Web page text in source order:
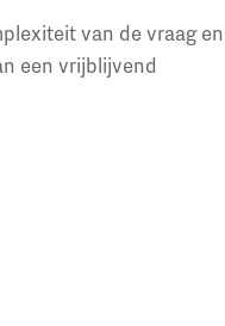
van de vraag en
een vrijblijvend